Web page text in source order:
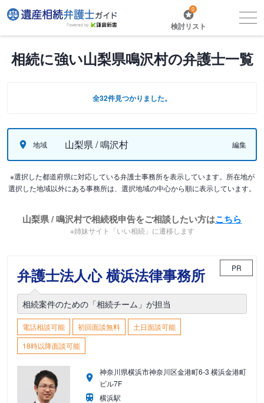
0
検討リスト
相続に強い山梨県鳴沢村の弁護士一覧
全32件見つかりました。
地域 山梨県 / 鳴沢村 編集
※選択した都道府県に対応している弁護士事務所を表示しています。所在地が
選択した地域以外にある事務所は、選択地域の中心から順に表示しています。
山梨県 / 鳴沢村で相続税申告をご相談したい方はこちら
※姉妹サイト「いい相続」に遷移します
弁護士法人心 横浜法律事務所 PR
相続案件のための「相続チーム」が担当
電話相談可能 初回面談無料
土日面談可能
18時以降面談可能
神奈川県横浜市神奈川区金港町6-3 横浜金港町
ビル7F
横浜駅